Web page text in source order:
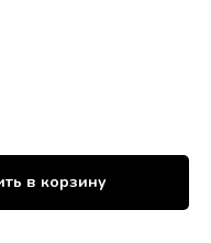
в корзину